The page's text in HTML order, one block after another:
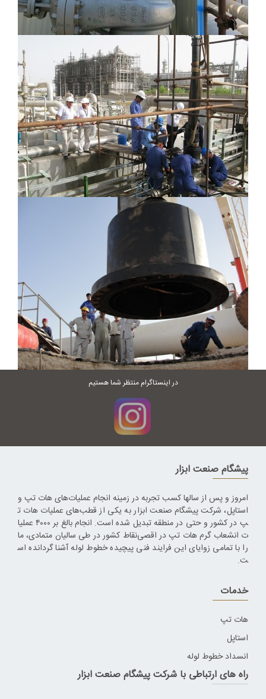
در اینستاگرام منتظر شما هستیم
پیشگام صنعت ابزار
امروز و پس از سالها کسب تجربه در زمینه انجام عملیات‌های هات تپ و
استاپل، شرکت پیشگام صنعت ابزار به یکی از قطب‌های عملیات هات ت
پ در کشور و حتی در منطقه تبدیل شده است. انجام بالغ بر ۴۰۰۰ عملیا
ت انشعاب گرم هات تپ در اقصی‌نقاط کشور در طی سالیان متمادی، ما
را با تمامی زوایای این فرایند فنی پیچیده خطوط لوله آشنا گردانده اس
ت.
خدمات
هات تپ
استاپل
انسداد خطوط لوله
راه های ارتباطی با شرکت پیشگام صنعت ابزار